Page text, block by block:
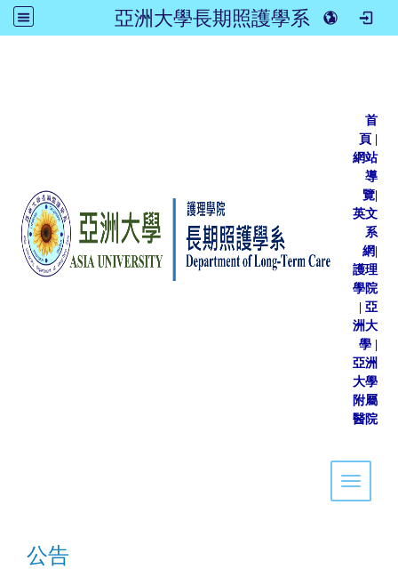
亞洲大學長期照護學系
首
頁 |
網站
導
覽|
英文
系
網|
護理
學院
| 亞
洲大
學 |
亞洲
大學
附屬
醫院
Toggle
公告